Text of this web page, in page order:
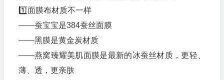
1️⃣面膜布材质不一样
——蚕宝宝是384蚕丝面膜
——黑膜是黄金炭材质
——燕窝臻耀美肌面膜是最新的冰蚕丝材质，更轻、
薄、透，更亲肤